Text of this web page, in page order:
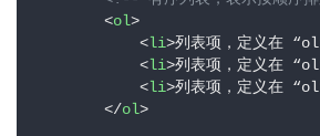
<ol>
<li>列表项，定义在
<li>列表项，定义在
<li>列表项，定义在
</ol>